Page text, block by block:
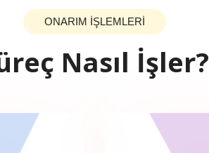
ONARIM İŞLEMLERİ
Nasıl İşler?